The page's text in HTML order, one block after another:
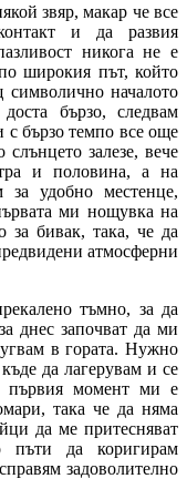
звяр, макар че все
и да развия
никога не е
широкия път, който
символично началото
бързо, следвам
с бързо темпо все още
залезе, вече
и половина, а на
за удобно местенце,
ми нощувка на
за бивак, така, че да
атмосферни
тъмно, за да
днес започват да ми
в гората. Нужно
да лагерувам и се
първия момент ми е
така че да няма
да ме притесняват
пъти да коригирам
задоволително